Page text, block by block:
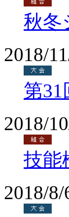
秋冬
2018/
第
2018/
技能
2018/8/